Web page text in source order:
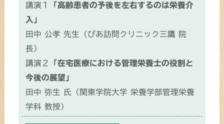
講演１
「高齢患者の予後を左右するのは栄養介
入」
田中 公孝 先生（ぴあ訪問クリニック三鷹 院
長）
講演２
「在宅医療における管理栄養士の役割と
今後の展望」
田中 弥生 氏（関東学院大学 栄養学部管理栄養
学科 教授）